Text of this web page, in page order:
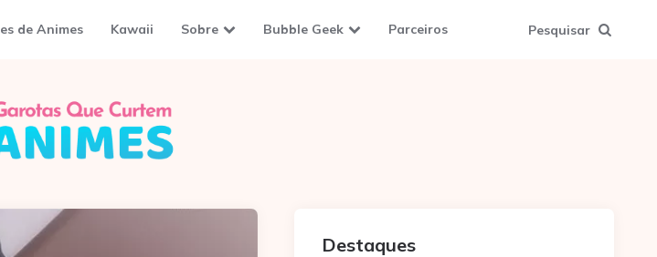
de Animes Kawaii Sobre Bubble Geek Parceiros Pesquisar
Destaques